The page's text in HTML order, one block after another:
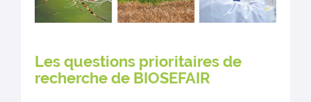
Les questions prioritaires de
recherche de BIOSEFAIR